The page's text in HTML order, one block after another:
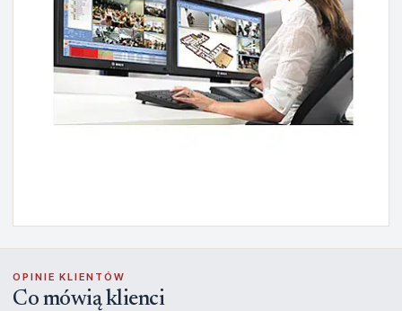
OPINIE KLIENTÓW
Co mówią klienci